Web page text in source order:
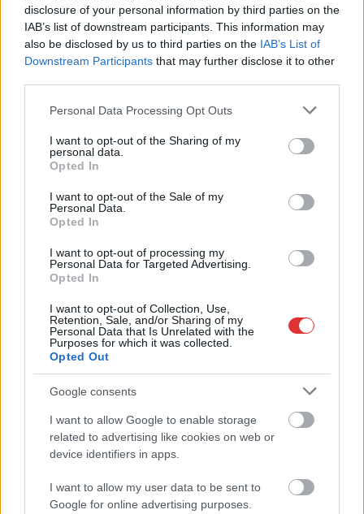
disclosure of your personal information by third parties on the
IAB’s list of downstream participants. This information may
also be disclosed by us to third parties on the IAB’s List of
Downstream Participants that may further disclose it to other
Please note that this website/app uses one or more Google
not limited to your visit or usage behaviour. You may click to
grant or deny consent to Google and its third-party tags to
use your data for below specified purposes in below Google
consent section.
Personal Data Processing Opt Outs
I want to opt-out of the Sharing of my
personal data.
Opted In
I want to opt-out of the Sale of my
Personal Data.
Opted In
I want to opt-out of processing my
Personal Data for Targeted Advertising.
Opted In
I want to opt-out of Collection, Use,
Retention, Sale, and/or Sharing of my
Personal Data that Is Unrelated with the
Purposes for which it was collected.
Opted Out
Google consents
I want to allow Google to enable storage
related to advertising like cookies on web or
device identifiers in apps.
I want to allow my user data to be sent to
Google for online advertising purposes.
A világsztárokat felvonultató zenei színpadok mellett idén
újra nagyobb hangsúly kerül a kulturális sokszínűségre és
a...
2026.08.03. Támogatott Tartalom
Egyenes és ragyogó: Mi a helyes sorrend a
mosolytervezésben?
Amikor valaki elhatározza, hogy átfogóan megújítja a
mosolyát, gyakran merül fel a kérdés: hol érdemes
elkezdeni...